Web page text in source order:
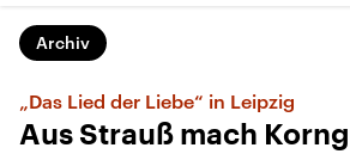
Archiv
„Das Lied der Liebe“ in Leipzig
Aus Strauß mach